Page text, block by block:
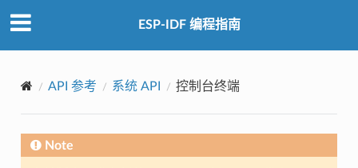
ESP-IDF 编程指南
API 参考 系统 API 控制台终端
Note